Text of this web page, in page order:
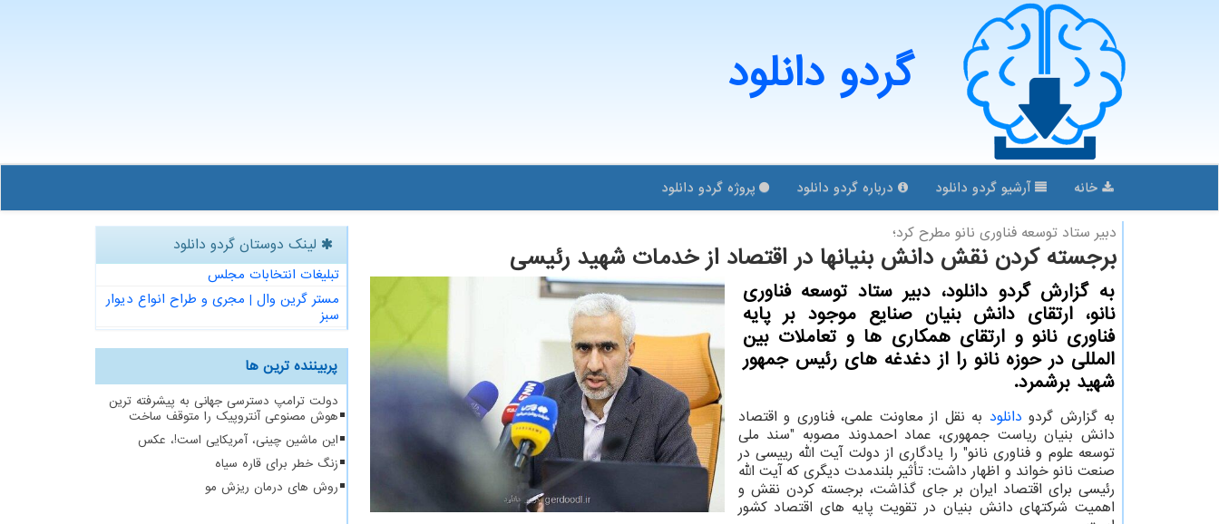
گردو دانلود
خانه آرشیو گردو دانلود درباره گردو دانلود پروژه گردو دانلود
دبیر ستاد توسعه فناوری نانو مطرح كرد؛
برجسته کردن نقش دانش بنیانها در اقتصاد از خدمات شهید رئیسی
به گزارش گردو دانلود، دبیر ستاد توسعه فناوری
نانو، ارتقای دانش بنیان صنایع موجود بر پایه
فناوری نانو و ارتقای همکاری ها و تعاملات بین
المللی در حوزه نانو را از دغدغه های رئیس جمهور
شهید برشمرد.
به گزارش گردو دانلود به نقل از معاونت علمی، فناوری و اقتصاد
دانش بنیان ریاست جمهوری، عماد احمدوند مصوبه "سند ملی
توسعه علوم و فناوری نانو" را یادگاری از دولت آیت الله رییسی در
صنعت نانو خواند و اظهار داشت: تأثیر بلندمدت دیگری که آیت الله
رئیسی برای اقتصاد ایران بر جای گذاشت، برجسته کردن نقش و
اهمیت شرکتهای دانش بنیان در تقویت پایه های اقتصاد کشور
لینک دوستان گردو دانلود
تبلیغات انتخابات مجلس
مستر گرین وال | مجری و طراح انواع دیوار
سبز
پربیننده ترین ها
دولت ترامپ دسترسی جهانی به پیشرفته ترین
هوش مصنوعی آنتروپیک را متوقف ساخت
این ماشین چینی، آمریکایی است!، عکس
زنگ خطر برای قاره سیاه
روش های درمان ریزش مو